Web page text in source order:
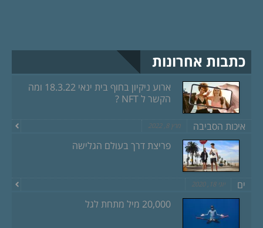
כתבות אחרונות
ארוע ניקיון בחוף בית ינאי 18.3.22 ומה
הקשר ל NFT ?
איכות הסביבה מרץ 8, 2022
פריצת דרך בעולם הגלישה
ים יוני 18, 2020
20,000 מיל מתחת לגל